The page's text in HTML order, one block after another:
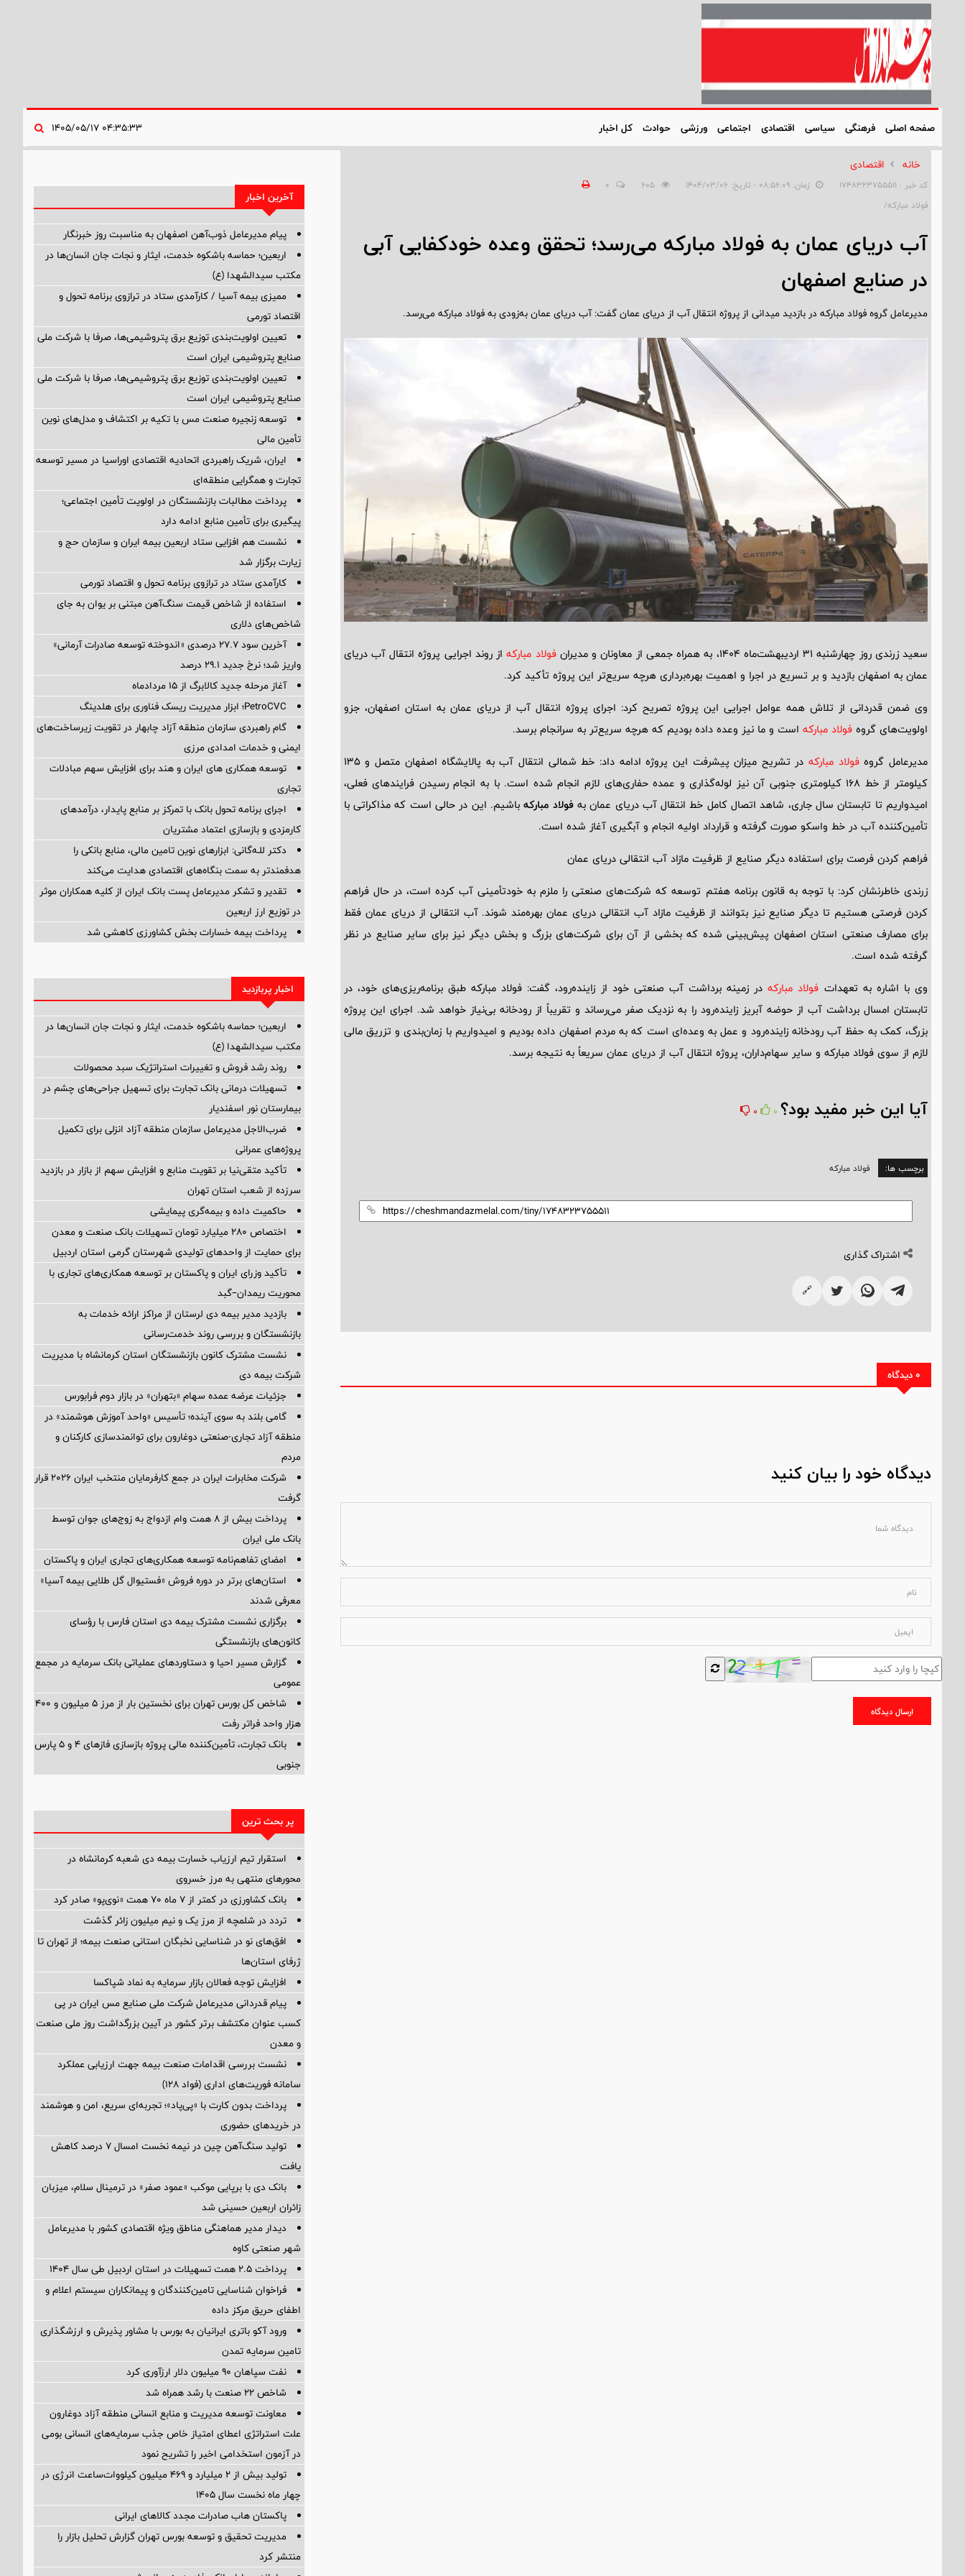
صفحه اصلی فرهنگی سیاسی اقتصادی اجتماعی ورزشی حوادث کل اخبار
خانه اقتصادی
کد خبر : 1748323755511 زمان: ۰۸:۵۶:۰۹ - تاریخ: ۱۴۰۴/۰۳/۰۶
0
فولاد مبارکه/
آب دریای عمان به فولاد مبارکه می‌رسد؛ تحقق وعده خودکفایی آبی
در صنایع اصفهان
مدیرعامل گروه فولاد مبارکه در بازدید میدانی از پروژه انتقال آب از دریای عمان گفت: آب دریای عمان به‌زودی به فولاد مبارکه می‌رسد.
سعید زرندی روز چهارشنبه 31 اردیبهشت‌ماه 1404، به همراه جمعی از معاونان و مدیران فولاد مبارکهاز روند اجرایی پروژه انتقال آب دریای
عمان به اصفهان بازدید و بر تسریع در اجرا و اهمیت بهره‌برداری هرچه سریع‌تر این پروژه تأکید کرد.
وی ضمن قدردانی از تلاش همه عوامل اجرایی این پروژه تصریح کرد: اجرای پروژه انتقال آب از دریای عمان به استان اصفهان، جزو
اولویت‌های گروه فولاد مبارکه است و ما نیز وعده داده بودیم که هرچه سریع‌تر به سرانجام برسد.
مدیرعامل گروهفولاد مبارکه
در تشریح میزان پیشرفت این پروژه ادامه داد: خط شمالی انتقال آب به پالایشگاه اصفهان متصل و 135
کیلومتر از خط 168 کیلومتری جنوبی آن نیز لوله‌گذاری و عمده حفاری‌های لازم انجام شده است. با به انجام رسیدن فرایندهای فعلی،
امیدواریم تا تابستان سال جاری، شاهد اتصال کامل خط انتقال آب دریای عمان بهفولاد مبارکهباشیم. این در حالی است که مذاکراتی با
تأمین‌کننده آب در خط واسکو صورت گرفته و قرارداد اولیه انجام و آبگیری آغاز شده است.
فراهم کردن فرصت برای استفاده دیگر صنایع از ظرفیت مازاد آب انتقالی دریای عمان
زرندی خاطرنشان کرد: با توجه به قانون برنامه هفتم توسعه که شرکت‌های صنعتی را ملزم به خودتأمینی آب کرده است، در حال فراهم
کردن فرصتی هستیم تا دیگر صنایع نیز بتوانند از ظرفیت مازاد آب انتقالی دریای عمان بهره‌مند شوند. آب انتقالی از دریای عمان فقط
برای مصارف صنعتی استان اصفهان پیش‌بینی شده که بخشی از آن برای شرکت‌های بزرگ و بخش دیگر نیز برای سایر صنایع در نظر
گرفته شده است.
وی با اشاره به تعهدات فولاد مبارکهدر زمینه برداشت آب صنعتی خود از زاینده‌رود، گفت: فولاد مبارکه طبق برنامه‌ریزی‌های خود، در
تابستان امسال برداشت آب از حوضه آبریز زاینده‌رود را به نزدیک صفر می‌رساند و تقریباً از رودخانه بی‌نیاز خواهد شد. اجرای این پروژه
بزرگ، کمک به حفظ آب رودخانه زاینده‌رود و عمل به وعده‌ای است که به مردم اصفهان داده بودیم و امیدواریم با زمان‌بندی و تزریق مالی
لازم از سوی فولاد مبارکه و سایر سهام‌داران، پروژه انتقال آب از دریای عمان سریعاً به نتیجه برسد.
آیا این خبر مفید بود؟ 0
0
برچسب ها: فولاد مبارکه
اشتراک گذاری
🔗
0 دیدگاه
دیدگاه خود را بیان کنید
ارسال دیدگاه
آخرین اخبار
پیام مدیرعامل ذوب‌آهن اصفهان به مناسبت روز خبرنگار
اربعین؛ حماسه باشکوه خدمت، ایثار و نجات جان انسان‌ها در
مکتب سیدالشهدا (ع)
ممیزی بیمه آسیا / کارآمدی ستاد در ترازوی برنامه تحول و
اقتصاد تورمی
تعیین اولویت‌بندی توزیع برق پتروشیمی‌ها، صرفا با شرکت ملی
صنایع پتروشیمی ایران است
تعیین اولویت‌بندی توزیع برق پتروشیمی‌ها، صرفا با شرکت ملی
صنایع پتروشیمی ایران است
توسعه زنجیره صنعت مس با تکیه بر اکتشاف و مدل‌های نوین
تأمین مالی
ایران، شریک راهبردی اتحادیه اقتصادی اوراسیا در مسیر توسعه
تجارت و همگرایی منطقه‌ای
پرداخت مطالبات بازنشستگان در اولویت تأمین اجتماعی؛
پیگیری برای تأمین منابع ادامه دارد
نشست هم افزایی ستاد اربعین بیمه ایران و سازمان حج و
زیارت برگزار شد
کارآمدی ستاد در ترازوی برنامه تحول و اقتصاد تورمی
استفاده از شاخص قیمت سنگ‌آهن مبتنی بر یوان به جای
شاخص‌های دلاری
آخرین سود ۲۷.۷ درصدی «اندوخته توسعه صادرات آرمانی»
واریز شد؛ نرخ جدید ۲۹.۱ درصد
آغاز مرحله جدید کالابرگ از ۱۵ مردادماه
PetroCVC؛ ابزار مدیریت ریسک فناوری برای هلدینگ
گام راهبردی سازمان منطقه آزاد چابهار در تقویت زیرساخت‌های
ایمنی و خدمات امدادی مرزی
توسعه همکاری های ایران و هند برای افزایش سهم مبادلات
تجاری
اجرای برنامه تحول بانک با تمرکز بر منابع پایدار، درآمدهای
کارمزدی و بازسازی اعتماد مشتریان
دکتر للـه‌گانی: ابزارهای نوین تامین مالی، منابع بانکی را
هدفمندتر به سمت بنگاه‌های اقتصادی هدایت می‌کند
تقدیر و تشکر مدیرعامل پست بانک ایران از کلیه همکاران موثر
در توزیع ارز اربعین
پرداخت بیمه خسارات بخش کشاورزی کاهشی شد
اخبار پربازدید
اربعین؛ حماسه باشکوه خدمت، ایثار و نجات جان انسان‌ها در
مکتب سیدالشهدا (ع)
روند رشد فروش و تغییرات استراتژیک سبد محصولات
تسهیلات درمانی بانک تجارت برای تسهیل جراحی‌های چشم در
بیمارستان نور اسفندیار
ضرب‌الاجل مدیرعامل سازمان منطقه آزاد انزلی برای تكمیل
پروژه‌های عمرانی
تأکید متقی‌نیا بر تقویت منابع و افزایش سهم از بازار در بازدید
سرزده از شعب استان تهران
حاکمیت داده و بیمه‌گری پیمایشی
اختصاص ۲۸۰ میلیارد تومان تسهیلات بانک صنعت و معدن
برای حمایت از واحدهای تولیدی شهرستان گرمی استان اردبیل
تأکید وزرای ایران و پاکستان بر توسعه همکاری‌های تجاری با
محوریت ریمدان–گبد
بازدید مدیر بیمه دی لرستان از مراکز ارائه خدمات به
بازنشستگان و بررسی روند خدمت‌رسانی
نشست مشترک کانون بازنشستگان استان کرمانشاه با مدیریت
شرکت بیمه دی
جزئیات عرضه عمده سهام «بتهران» در بازار دوم فرابورس
گامی بلند به سوی آینده؛ تأسیس «واحد آموزش هوشمند» در
منطقه آزاد تجاری-صنعتی دوغارون برای توانمندسازی کارکنان و
مردم
شرکت مخابرات ایران در جمع کارفرمایان منتخب ایران ۲۰۲۶ قرار
گرفت
پرداخت بیش از ۸ همت وام ازدواج به زوج‌های جوان توسط
بانک ملی ایران
امضای تفاهم‌نامه توسعه همکاری‌های تجاری ایران و پاکستان
استان‌های برتر در دوره فروش «فستیوال گل طلایی بیمه آسیا»
معرفی شدند
برگزاری نشست مشترک بیمه دی استان فارس با رؤسای
کانون‌های بازنشستگی
گزارش مسیر احیا و دستاوردهای عملیاتی بانک سرمایه در مجمع
عمومی
شاخص کل بورس تهران برای نخستین بار از مرز ۵ میلیون و ۴۰۰
هزار واحد فراتر رفت
بانک تجارت، تأمین‌کننده مالی پروژه بازسازی فازهای ۴ و ۵ پارس
جنوبی
پر بحث ترین
استقرار تیم ارزیاب خسارت بیمه دی شعبه کرمانشاه در
محورهای منتهی به مرز خسروی
بانک کشاورزی در کمتر از ۷ ماه ۷۰ همت «نوی‌پو» صادر کرد
تردد در شلمچه از مرز یک و نیم میلیون زائر گذشت
افق‌های نو در شناسایی نخبگان استانی صنعت بیمه؛ از تهران تا
ژرفای استان‌ها
افزایش توجه فعالان بازار سرمایه به نماد شپاکسا
پیام قدردانی مدیرعامل شرکت ملی صنایع مس ایران در پی
کسب عنوان مکتشف برتر کشور در آیین بزرگداشت روز ملی صنعت
و معدن
نشست بررسی اقدامات صنعت بیمه جهت ارزیابی عملکرد
سامانه فوریت‌های اداری (فواد ۱۲۸)
پرداخت بدون کارت با «پی‌پاد»؛ تجربه‌ای سریع، امن و هوشمند
در خریدهای حضوری
تولید سنگ‌آهن چین در نیمه نخست امسال ۷ درصد کاهش
یافت
بانک دی با برپایی موکب «عمود صفر» در ترمینال سلام، میزبان
زائران اربعین حسینی شد
دیدار مدیر هماهنگی مناطق ویژه اقتصادی کشور با مدیرعامل
شهر صنعتی کاوه
پرداخت ۲.۵ همت تسهیلات در استان اردبیل طی سال ۱۴۰۴
فراخوان شناسایی تامین‌کنندگان و پیمانکاران سیستم اعلام و
اطفای حریق مرکز داده
ورود آکو باتری ایرانیان به بورس با مشاور پذیرش و ارزشگذاری
تامین سرمایه تمدن
نفت سپاهان ۹۰ میلیون دلار ارزآوری کرد
شاخص ۲۲ صنعت با رشد همراه شد
معاونت توسعه مدیریت و منابع انسانی منطقه آزاد دوغارون
علت استراتژی اعطای امتیاز خاص جذب سرمایه‌های انسانی بومی
در آزمون استخدامی اخیر را تشریح نمود
تولید بیش از ۲ میلیارد و ۴۶۹ میلیون کیلووات‌ساعت انرژی در
چهار ماه نخست سال ۱۴۰۵
پاکستان هاب صادرات مجدد کالاهای ایرانی
مدیریت تحقیق و توسعه‌ بورس تهران گزارش تحلیل بازار را
منتشر کرد